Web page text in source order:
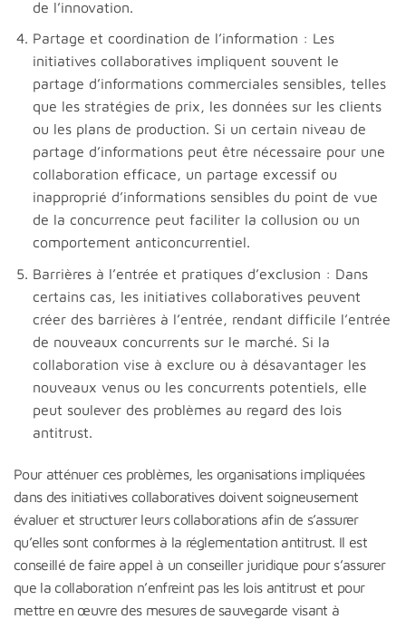
de l’innovation.
Partage et coordination de l’information : Les
initiatives collaboratives impliquent souvent le
partage d’informations commerciales sensibles, telles
que les stratégies de prix, les données sur les clients
ou les plans de production. Si un certain niveau de
partage d’informations peut être nécessaire pour une
collaboration efficace, un partage excessif ou
inapproprié d’informations sensibles du point de vue
de la concurrence peut faciliter la collusion ou un
comportement anticoncurrentiel.
Barrières à l’entrée et pratiques d’exclusion : Dans
certains cas, les initiatives collaboratives peuvent
créer des barrières à l’entrée, rendant difficile l’entrée
de nouveaux concurrents sur le marché. Si la
collaboration vise à exclure ou à désavantager les
nouveaux venus ou les concurrents potentiels, elle
peut soulever des problèmes au regard des lois
antitrust.
Pour atténuer ces problèmes, les organisations impliquées
dans des initiatives collaboratives doivent soigneusement
évaluer et structurer leurs collaborations afin de s’assurer
qu’elles sont conformes à la réglementation antitrust. Il est
conseillé de faire appel à un conseiller juridique pour s’assurer
que la collaboration n’enfreint pas les lois antitrust et pour
mettre en œuvre des mesures de sauvegarde visant à